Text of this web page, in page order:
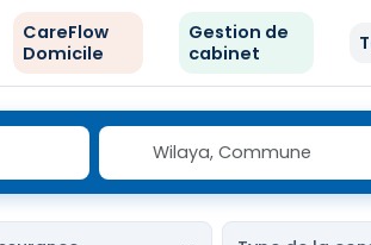
CareFlow
Domicile
Gestion de
cabinet